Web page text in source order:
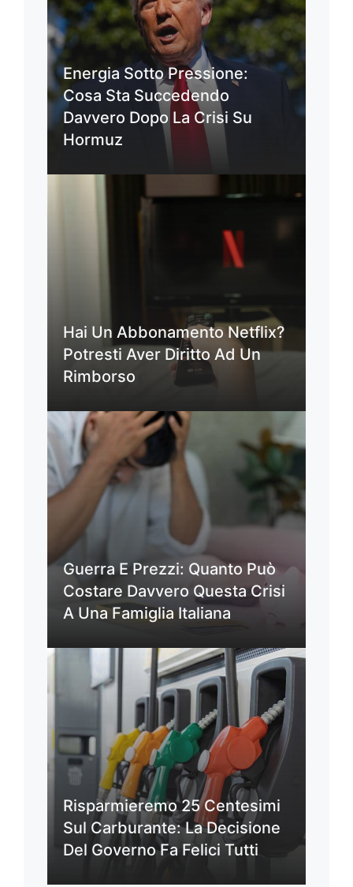
Energia Sotto Pressione:
Cosa Sta Succedendo
Davvero Dopo La Crisi Su
Hormuz
Hai Un Abbonamento Netflix?
Potresti Aver Diritto Ad Un
Rimborso
Guerra E Prezzi: Quanto Può
Costare Davvero Questa Crisi
A Una Famiglia Italiana
Risparmieremo 25 Centesimi
Sul Carburante: La Decisione
Del Governo Fa Felici Tutti